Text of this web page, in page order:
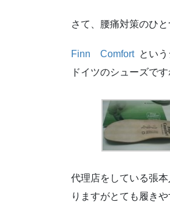
さて、腰痛対策のひ
Finn Comfort という
ドイツのシューズで
代理店をしている張
りますがとても履きや